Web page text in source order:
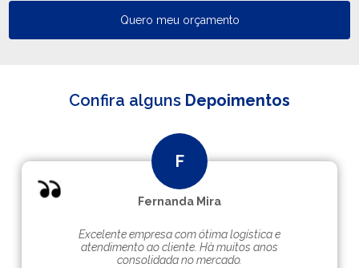
Quero meu orçamento
Confira alguns Depoimentos
Fernanda Mira
Excelente empresa com ótima logística e
atendimento ao cliente. Hà muitos anos
consolidada no mercado.